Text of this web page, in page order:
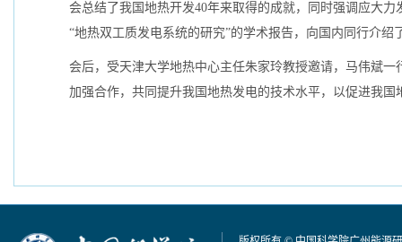
会总结了我国地热开发40年来取得的成就，同时强调应大
“地热双工质发电系统的研究”的学术报告，向国内同行介
会后，受天津大学地热中心主任朱家玲教授邀请，马伟斌
加强合作，共同提升我国地热发电的技术水平，以促进我国